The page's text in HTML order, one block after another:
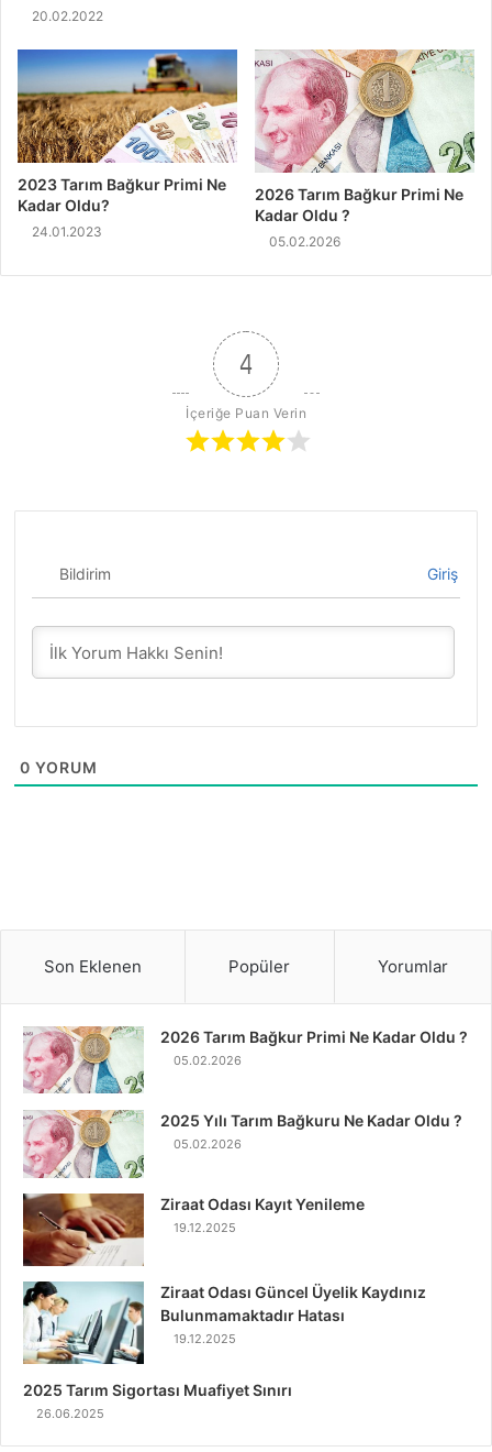
20.02.2022
2023 Tarım Bağkur Primi Ne
Kadar Oldu?
24.01.2023
2026 Tarım Bağkur Primi Ne
Kadar Oldu ?
05.02.2026
4
İçeriğe Puan Verin
Bildirim Giriş
0 YORUM
Son Eklenen Popüler Yorumlar
2026 Tarım Bağkur Primi Ne Kadar Oldu ?
05.02.2026
2025 Yılı Tarım Bağkuru Ne Kadar Oldu ?
05.02.2026
Ziraat Odası Kayıt Yenileme
19.12.2025
Ziraat Odası Güncel Üyelik Kaydınız
Bulunmamaktadır Hatası
19.12.2025
2025 Tarım Sigortası Muafiyet Sınırı
26.06.2025